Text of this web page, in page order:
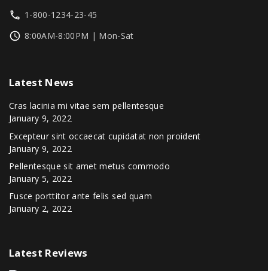
1-800-1234-23-45
8:00AM-8:00PM | Mon-Sat
Latest News
Cras lacinia mi vitae sem pellentesque
January 9, 2022
Excepteur sint occaecat cupidatat non proident
January 9, 2022
Pellentesque sit amet metus commodo
January 5, 2022
Fusce porttitor ante felis sed quam
January 2, 2022
Latest Reviews